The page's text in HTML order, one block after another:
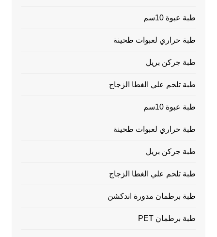
طبة عبوة 10سم
طبة حراري لعبوات طحينة
طبة جركن بريل
طبة تلحم علي الغطا الزجاج
طبة عبوة 10سم
طبة حراري لعبوات طحينة
طبة جركن بريل
طبة تلحم علي الغطا الزجاج
طبة برطمان مدورة اندكشن
طبة برطمان PET